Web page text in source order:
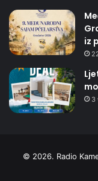
iz
3
© 2026. Radio